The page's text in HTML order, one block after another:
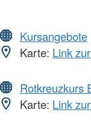
Kursangebote
Karte: Link
Rotkreuzkurs
Karte: Link